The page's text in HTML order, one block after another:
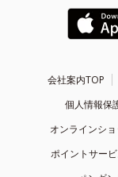
会社案内TOP
個人情報保
オンラインシ
ポイントサー